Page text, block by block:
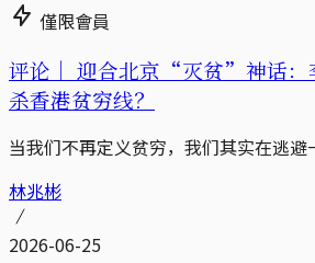
僅限會員
评论｜ 迎合北京“灭贫”神话：
杀香港贫穷线？
当我们不再定义贫穷，我们其实在逃避
林兆彬
2026-06-25